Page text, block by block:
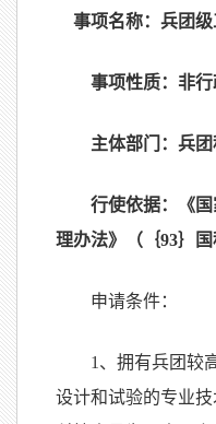
事项名称：兵团
事项性质：非行
主体部门：兵团
行使依据：《国
理办法》（｛93｝
申请条件：
1 、拥有兵团较
设计和试验的专业